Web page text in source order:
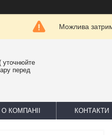
Можлива
уточнюйте
перед
О КОМПАНІІ КОНТАКТИ